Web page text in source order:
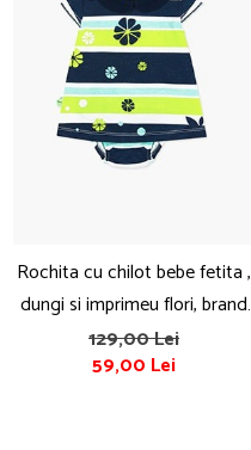
Rochita cu chilot bebe fetita ,
dungi si imprimeu flori, brand
Boboli
129,00 Lei
59,00 Lei